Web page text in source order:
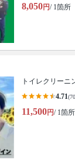
8,050円/ 1箇所
トイレクリーニ
4.71
11,500円/ 1箇所